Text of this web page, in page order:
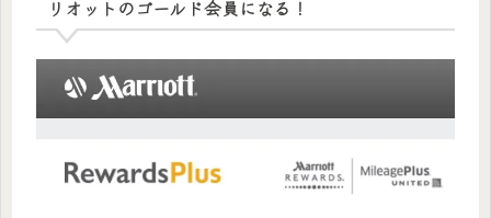
リオットのゴールド会員になる！